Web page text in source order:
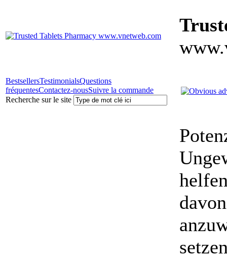
BestsellersTestimonialsQuestions
fréquentesContactez-nousSuivre la commande
Recherche sur le site